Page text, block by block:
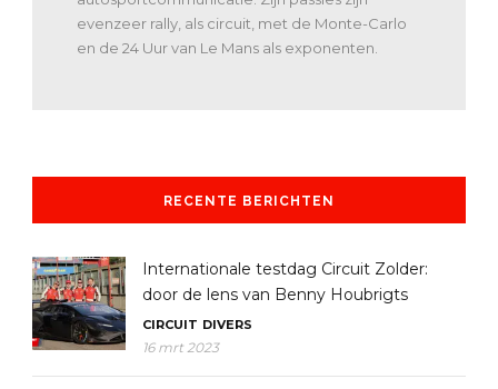
evenzeer rally, als circuit, met de Monte-Carlo
en de 24 Uur van Le Mans als exponenten.
RECENTE BERICHTEN
Internationale testdag Circuit Zolder:
door de lens van Benny Houbrigts
CIRCUIT DIVERS
16 mrt 2023